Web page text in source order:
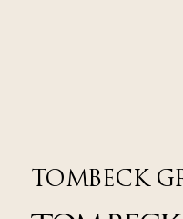
TOMBECK